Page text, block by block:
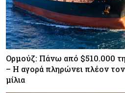
Ορμούζ: Πάνω από $510.000
– Η αγορά πληρώνει πλέον
μίλια